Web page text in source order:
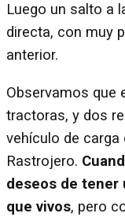
Luego un salto a
directa, con muy
anterior.
Observamos que
tractoras, y dos
vehículo de carga
Rastrojero.
deseos de tener
que vivos, pero